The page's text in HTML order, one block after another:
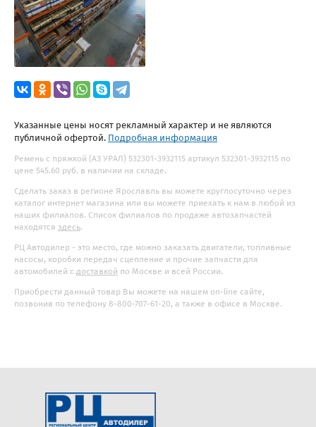
Указанные цены носят рекламный характер и не являются
публичной офертой. Подробная информация
Ремень с пряжкой (АЗ УРАЛ) 532301-3932115 артикул 532301-3932115 по
цене 545.60 руб. в наличии на складе.
Сделать заказ в регионе Ярославль вы можете круглосуточно через
каталог интернет магазина или вы можете приехать к нам в любой из
наших филиалов. Список филиалов по продаже автозапчастей
находятся здесь.
РЦ Автодилер - это место, где можно заказать двигатели, топливные
насосы, коробки передач сцепление и прочие запчасти для
автомобилей с доставкой по Москве и всей России.
Приобрести данный товар Вы можете на нашем on-line сайте,
позвонив по телефону 8-800-707-61-20, а также в офисе в Москве.